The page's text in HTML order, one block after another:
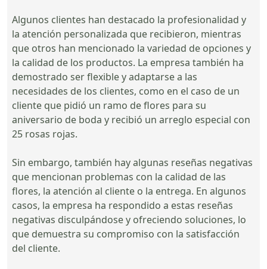
Algunos clientes han destacado la profesionalidad y
la atención personalizada que recibieron, mientras
que otros han mencionado la variedad de opciones y
la calidad de los productos. La empresa también ha
demostrado ser flexible y adaptarse a las
necesidades de los clientes, como en el caso de un
cliente que pidió un ramo de flores para su
aniversario de boda y recibió un arreglo especial con
25 rosas rojas.
Sin embargo, también hay algunas reseñas negativas
que mencionan problemas con la calidad de las
flores, la atención al cliente o la entrega. En algunos
casos, la empresa ha respondido a estas reseñas
negativas disculpándose y ofreciendo soluciones, lo
que demuestra su compromiso con la satisfacción
del cliente.